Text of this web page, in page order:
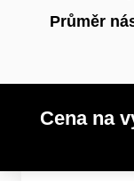
Průměr
Cena na